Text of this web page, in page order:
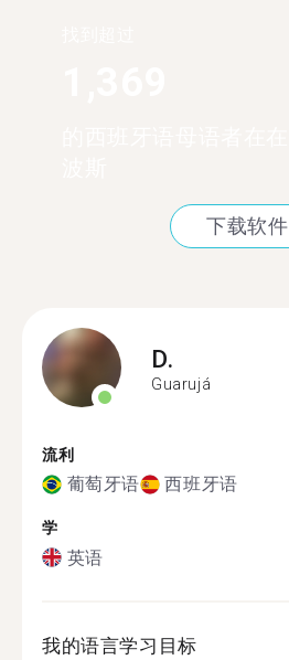
下载软件
D.
Guarujá
流利
葡萄牙语 西班牙语
学
英语
我的语言学习目标